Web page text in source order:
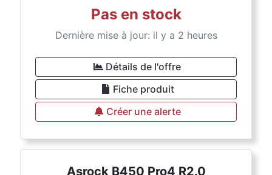
Pas en stock
Dernière mise à jour: il y a 2 heures
Détails de l'offre
Fiche produit
Créer une alerte
Asrock B450 Pro4 R2.0